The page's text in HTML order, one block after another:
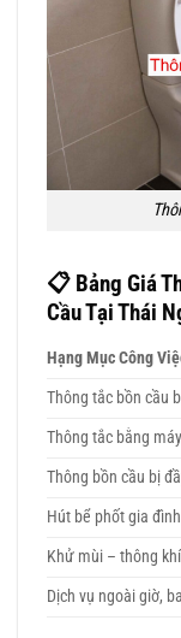
📋 Bảng Giá
Cầu Tại Thái
Hạng Mục Công
Thông tắc bồn cầu
Thông tắc bằng
Thông bồn cầu bị
Hút bể phốt gia đình
Khử mùi – thông
Dịch vụ ngoài giờ,